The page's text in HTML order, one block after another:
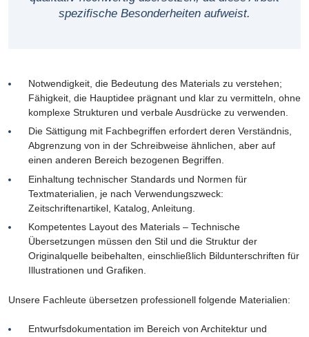
spezifische Besonderheiten aufweist.
Notwendigkeit, die Bedeutung des Materials zu verstehen;
Fähigkeit, die Hauptidee prägnant und klar zu vermitteln, ohne
komplexe Strukturen und verbale Ausdrücke zu verwenden.
Die Sättigung mit Fachbegriffen erfordert deren Verständnis,
Abgrenzung von in der Schreibweise ähnlichen, aber auf
einen anderen Bereich bezogenen Begriffen.
Einhaltung technischer Standards und Normen für
Textmaterialien, je nach Verwendungszweck:
Zeitschriftenartikel, Katalog, Anleitung.
Kompetentes Layout des Materials – Technische
Übersetzungen müssen den Stil und die Struktur der
Originalquelle beibehalten, einschließlich Bildunterschriften für
Illustrationen und Grafiken.
Unsere Fachleute übersetzen professionell folgende Materialien:
Entwurfsdokumentation im Bereich von Architektur und